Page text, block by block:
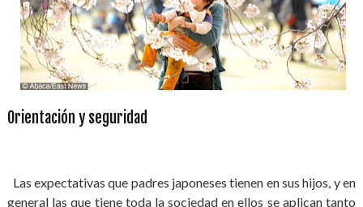
Orientación y seguridad
Las expectativas que padres japoneses tienen en sus hijos, y en
general las que tiene toda la sociedad en ellos se aplican tanto